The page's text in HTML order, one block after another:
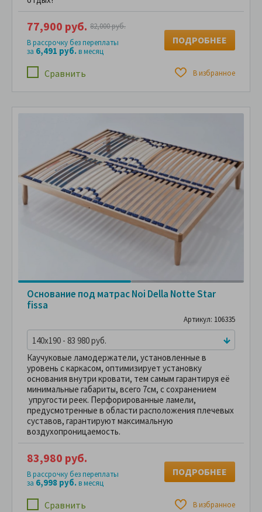
Сравнить В избранное
77,900 руб. 82,000 руб.
В рассрочку без переплаты
за 6,491 руб.в месяц
ПОДРОБНЕЕ
Основание под матрас Noi Della Notte Star
fissa
Артикул: 106335
140x190 - 83 980 руб.
Каучуковые ламодержатели, установленные в
уровень с каркасом, оптимизирует установку
основания внутри кровати, тем самым гарантируя её
минимальные габариты, всего 7см, с сохранением
упругости реек. Перфорированные ламели,
предусмотренные в области расположения плечевых
суставов, гарантируют максимальную
воздухопроницаемость.
Сравнить В избранное
83,980 руб.
В рассрочку без переплаты
за 6,998 руб.в месяц
ПОДРОБНЕЕ